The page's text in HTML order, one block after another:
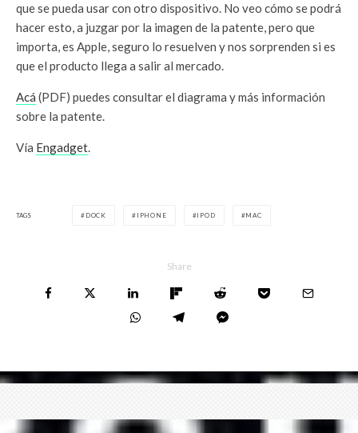
que se pueda usar con otro dispositivo. No veo cómo se podrá
hacer esto, a juzgar por la imagen de la patente, pero que
importa, es Apple, seguro lo resuelven y nos sorprenden si es
que el producto llega a salir al mercado.
Acá (PDF) puedes consultar el diagrama y más información
sobre la patente.
Vía Engadget.
TAGS DOCK IPHONE IPOD MAC
Share